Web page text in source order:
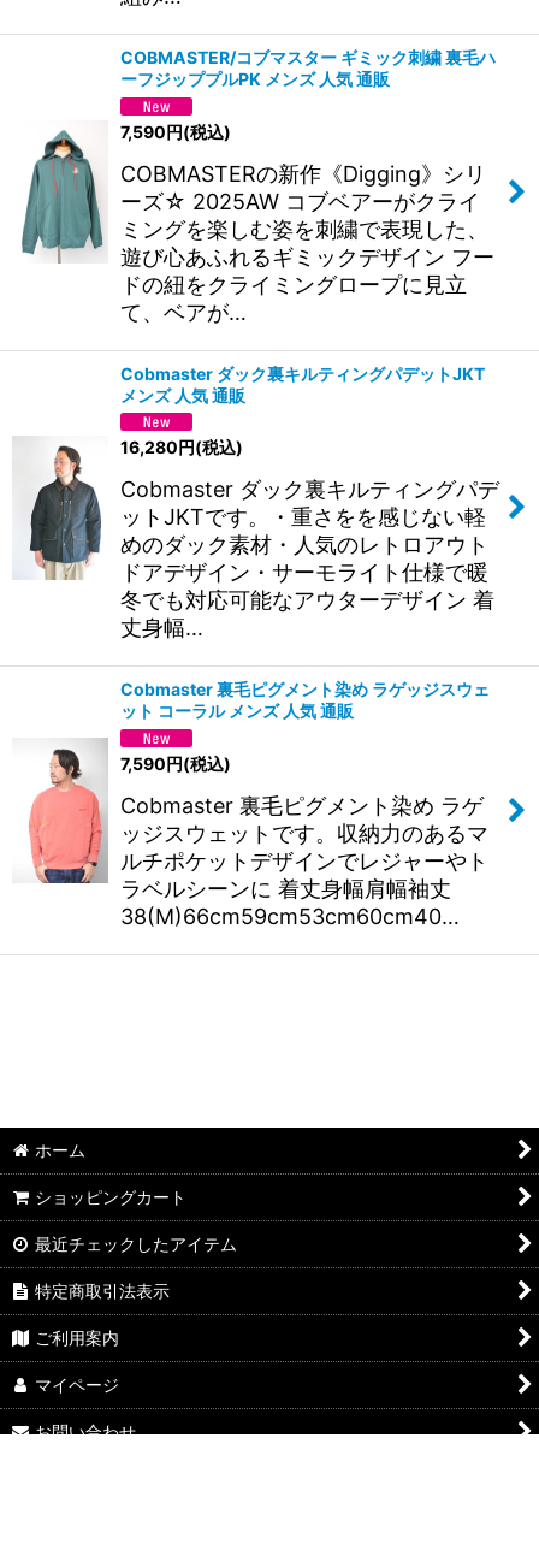
COBMASTER/コブマスター ギミック刺繍 裏毛ハ
ーフジッププルPK メンズ 人気 通販
7,590円(税込)
COBMASTERの新作《Digging》シリ
ーズ☆ 2025AW コブベアーがクライ
ミングを楽しむ姿を刺繍で表現した、
遊び心あふれるギミックデザイン フー
ドの紐をクライミングロープに見立
て、ベアが…
Cobmaster ダック裏キルティングパデットJKT
メンズ 人気 通販
16,280円(税込)
Cobmaster ダック裏キルティングパデ
ットJKTです。・重さをを感じない軽
めのダック素材・人気のレトロアウト
ドアデザイン・サーモライト仕様で暖
冬でも対応可能なアウターデザイン 着
丈身幅…
Cobmaster 裏毛ピグメント染め ラゲッジスウェ
ット コーラル メンズ 人気 通販
7,590円(税込)
Cobmaster 裏毛ピグメント染め ラゲ
ッジスウェットです。収納力のあるマ
ルチポケットデザインでレジャーやト
ラベルシーンに 着丈身幅肩幅袖丈
38(M)66cm59cm53cm60cm40…
ホーム
ショッピングカート
最近チェックしたアイテム
特定商取引法表示
ご利用案内
マイページ
お問い合わせ